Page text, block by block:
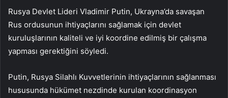
Rusya Devlet Lideri Vladimir Putin, Ukrayna’da savaşan
Rus ordusunun ihtiyaçlarını sağlamak için devlet
kuruluşlarının kaliteli ve iyi koordine edilmiş bir çalışma
yapması gerektiğini söyledi.
Putin, Rusya Silahlı Kuvvetlerinin ihtiyaçlarının sağlanması
hususunda hükümet nezdinde kurulan koordinasyon